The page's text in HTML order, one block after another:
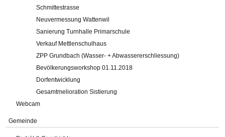
ImpressumSchmittestrasse
Neuvermessung Wattenwil
Sanierung Turnhalle Primarschule
Verkauf Mettlenschulhaus
ZPP Grundbach (Wasser- + Abwassererschliessung)
Bevölkerungsworkshop 01.11.2018
Dorfentwicklung
Gesamtmelioration Sistierung
Webcam
Gemeinde